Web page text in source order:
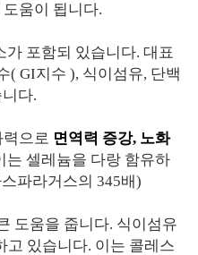
움이 됩니다.
가 포함되 있습니다. 대표
( GI지수 ), 식이섬유, 단백
다.
으로 면역력 증강, 노화
는 셀레늄을 다랑 함유하
파라거스의 345배)
도움을 줍니다. 식이섬유
고 있습니다. 이는 콜레스